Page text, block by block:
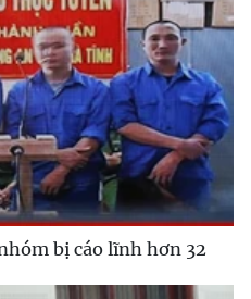
bị cáo lĩnh hơn 32